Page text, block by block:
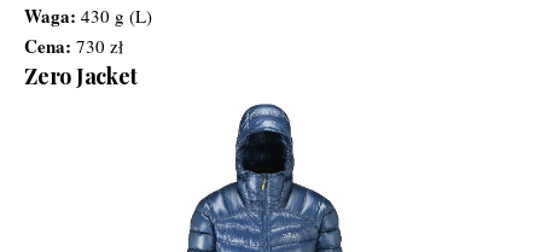
Waga: 430 g (L)
Cena: 730 zł
Zero Jacket